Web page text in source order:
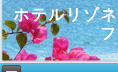
ホテルリゾ